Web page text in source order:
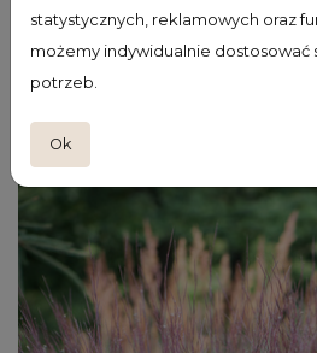
statystycznych, reklamowych oraz
możemy indywidualnie dostosować
potrzeb.
Ok
Schizachyrium scoparium 'Standing